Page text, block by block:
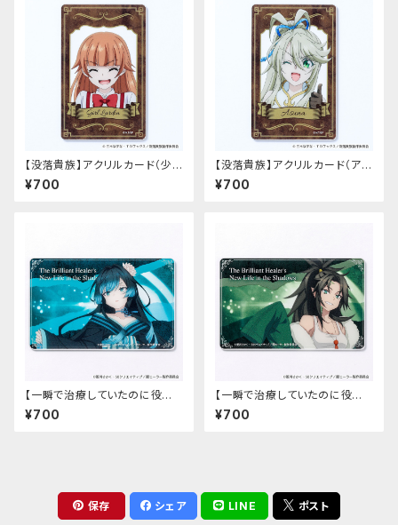
【没落貴族】アクリルカード（少
女ラードーン）
¥700
【没落貴族】アクリルカード（アス
ナ）
¥700
【一瞬で治療していたのに役立
たずと追放された天才治癒師、
闇ヒーラーとして楽しく生きる】
¥700
【一瞬で治療していたのに役立
たずと追放された天才治癒師、
闇ヒーラーとして楽しく生きる】
¥700
保存 シェア LINE ポスト